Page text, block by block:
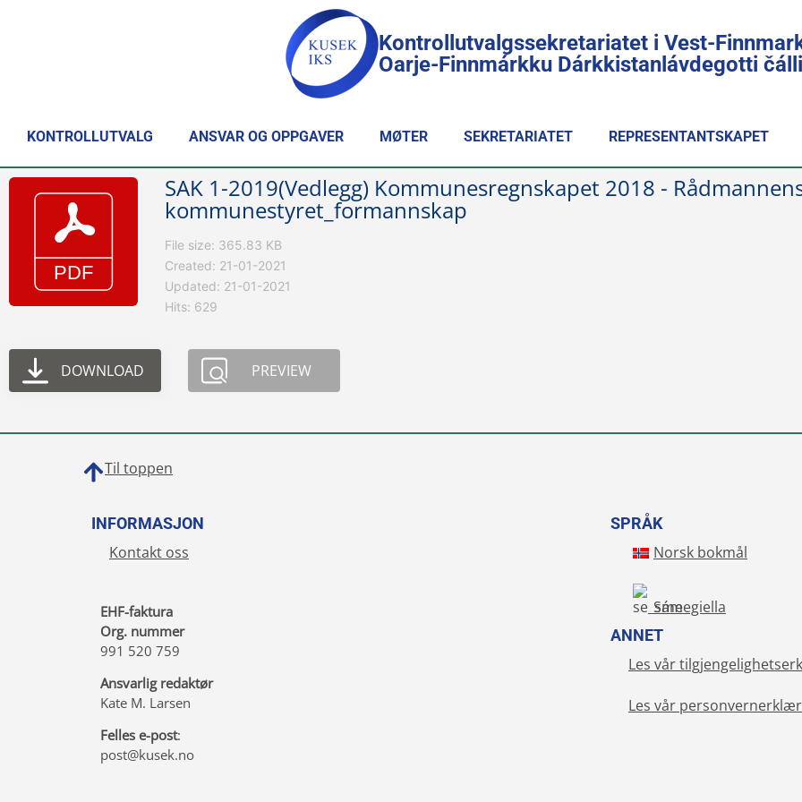
Kontrollutvalgssekretariatet i Vest-
Oarje-Finnmárkku Dárkkistanlávdegotti
KONTROLLUTVALG ANSVAR OG OPPGAVER MØTER SEKRETARIATET REPRESENTANTSKAPET
SAK 1-2019(Vedlegg) Kommunesregnskapet 2018 -
kommunestyret_formannskap
File size: 365.83 KB
Created: 21-01-2021
Updated: 21-01-2021
Hits: 629
DOWNLOAD PREVIEW
Til toppen
INFORMASJON
Kontakt oss
EHF-faktura
Org. nummer
991 520 759
Ansvarlig redaktør
Kate M. Larsen
Felles e-post:
post@kusek.no
SPRÅK
Norsk bokmål
Sámegiella
ANNET
Les vår
Les vår